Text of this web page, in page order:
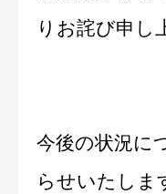
りお詫び申し
今後の状況に
らせいたしま